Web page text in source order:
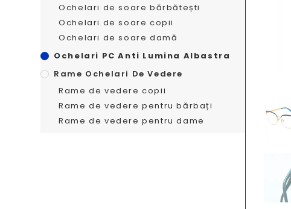
Ochelari de soare bărbătești
Ochelari de soare copii
Ochelari de soare damă
Ochelari PC Anti Lumina Albastra
Rame Ochelari De Vedere
Rame de vedere copii
Rame de vedere pentru bărbați
Rame de vedere pentru dame